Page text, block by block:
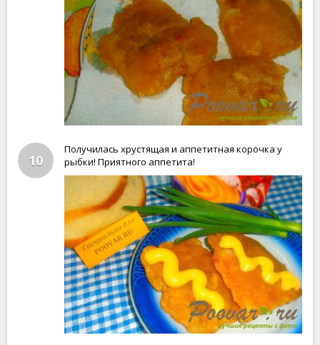
10
Получилась хрустящая и аппетитная корочка у
рыбки! Приятного аппетита!